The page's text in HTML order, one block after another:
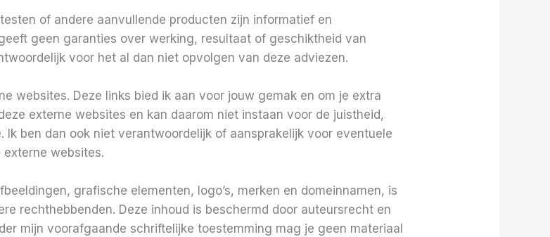
of andere aanvullende producten zijn informatief en
geen garanties over werking, resultaat of geschiktheid van
voor het al dan niet opvolgen van deze adviezen.
websites. Deze links bied ik aan voor jouw gemak en om je extra
externe websites en kan daarom niet instaan voor de juistheid,
ben dan ook niet verantwoordelijk of aansprakelijk voor eventuele
websites.
grafische elementen, logo’s, merken en domeinnamen, is
rechthebbenden. Deze inhoud is beschermd door auteursrecht en
mijn voorafgaande schriftelijke toestemming mag je geen materiaal